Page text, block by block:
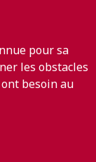
pour sa
les obstacles
besoin au